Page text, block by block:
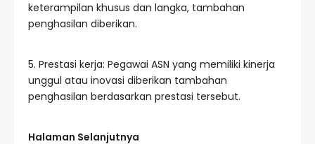
keterampilan khusus dan langka, tambahan
penghasilan diberikan.
5. Prestasi kerja: Pegawai ASN yang memiliki kinerja
unggul atau inovasi diberikan tambahan
penghasilan berdasarkan prestasi tersebut.
Halaman Selanjutnya